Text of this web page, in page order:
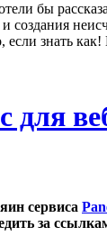
бы
создания
если знать
для
сервиса
за